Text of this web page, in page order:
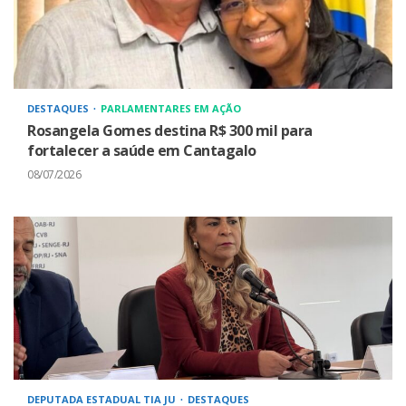
DESTAQUES PARLAMENTARES EM AÇÃO
Rosangela Gomes destina R$ 300 mil para
fortalecer a saúde em Cantagalo
08/07/2026
DEPUTADA ESTADUAL TIA JU DESTAQUES